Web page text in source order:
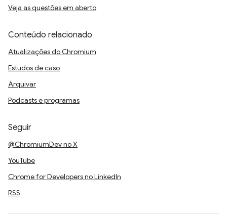
Veja as questões em aberto
Conteúdo relacionado
Atualizações do Chromium
Estudos de caso
Arquivar
Podcasts e programas
Seguir
@ChromiumDev no X
YouTube
Chrome for Developers no LinkedIn
RSS